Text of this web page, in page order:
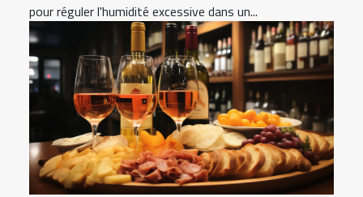
pour réguler l'humidité excessive dans un...